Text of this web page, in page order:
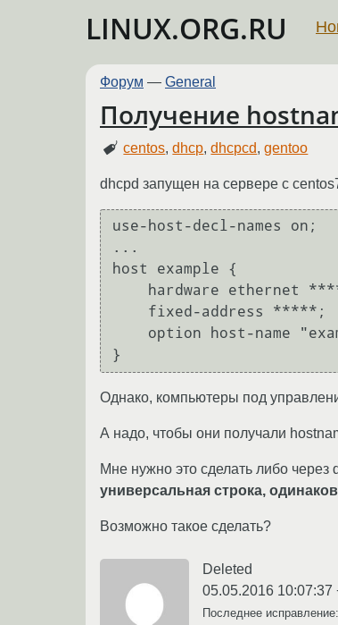
LINUX.ORG.RU
Форум — General
Получение
centos,dhcp,dhcpcd,gentoo
dhcpd запущен на сервере с
use-host-decl-names on;
...
host example {
Однако, компьютеры под
А надо, чтобы они получали
Мне нужно это сделать либо
универсальная строка,
Возможно такое сделать?
Deleted
05.05.2016 10:07:37
Последнее